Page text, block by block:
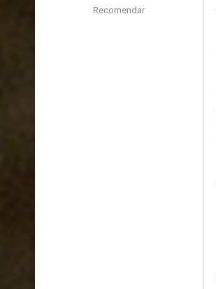
Recomendar